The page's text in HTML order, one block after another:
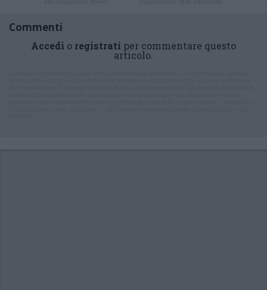
Commenti
Accedi o registrati per commentare questo
articolo.